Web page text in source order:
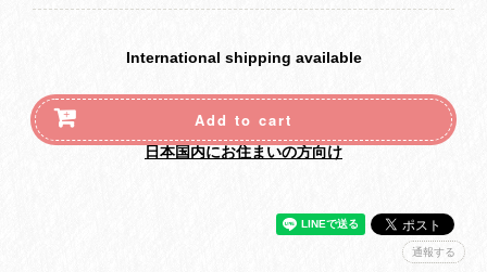
International shipping available
Add to cart
日本国内にお住まいの方向け
通報する